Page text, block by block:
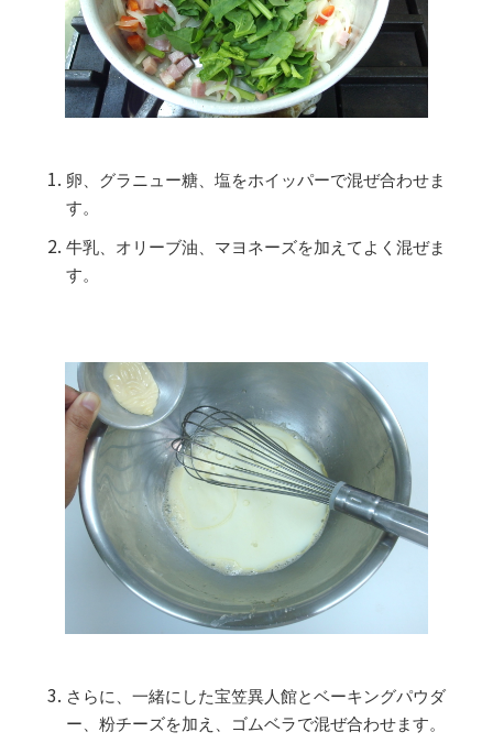
卵、グラニュー糖、塩をホイッパーで混ぜ合わせま
す。
牛乳、オリーブ油、マヨネーズを加えてよく混ぜま
す。
さらに、一緒にした宝笠異人館とベーキングパウダ
ー、粉チーズを加え、ゴムベラで混ぜ合わせます。